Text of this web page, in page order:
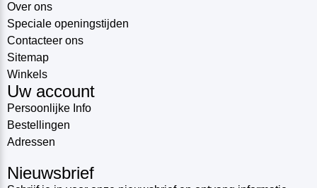
Over ons
Speciale openingstijden
Contacteer ons
Sitemap
Winkels
Uw account
Persoonlijke Info
Bestellingen
Adressen
Nieuwsbrief